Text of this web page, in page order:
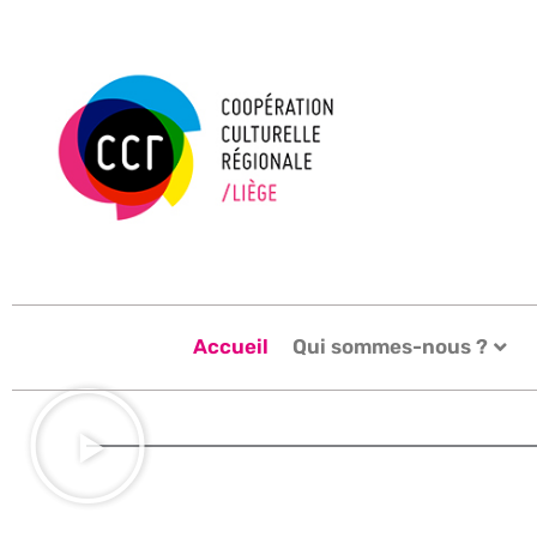
Accueil Qui sommes-nous ?